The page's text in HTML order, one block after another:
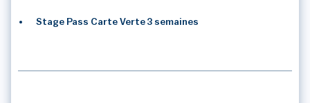
Stage Pass Carte Verte 3 semaines